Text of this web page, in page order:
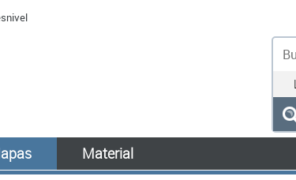
Material